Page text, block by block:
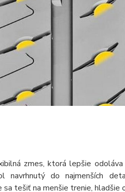
zmes, ktorá lepšie
navrhnutý do najmenších
tešiť na menšie trenie, hladšie